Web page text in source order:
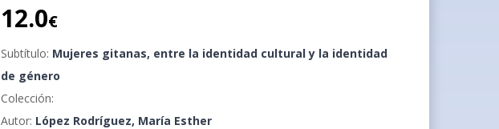
12.0€
Subtítulo: Mujeres gitanas, entre la identidad cultural y la identidad
de género
Colección:
Autor: López Rodríguez, María Esther